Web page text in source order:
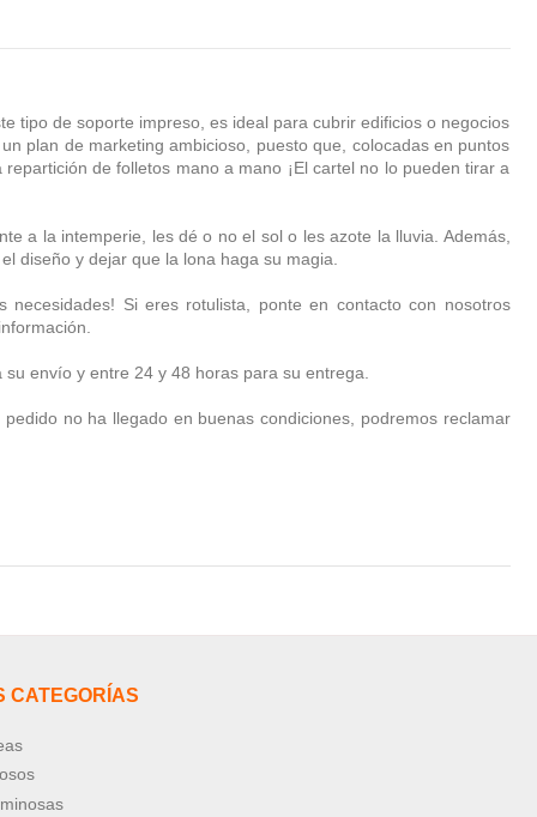
tipo de soporte impreso, es ideal para cubrir edificios o negocios
plan de marketing ambicioso, puesto que, colocadas en puntos
de folletos mano a mano ¡El cartel no lo pueden tirar a
a la intemperie, les dé o no el sol o les azote la lluvia. Además,
diseño y dejar que la lona haga su magia.
Si eres rotulista, ponte en contacto con nosotros
envío y entre 24 y 48 horas para su entrega.
no ha llegado en buenas condiciones, podremos reclamar
CATEGORÍAS